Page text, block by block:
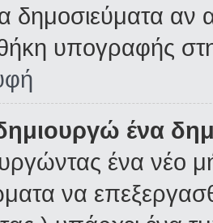
δημοσιεύματα αν
υπογραφής
ένα
ένα νέο
να